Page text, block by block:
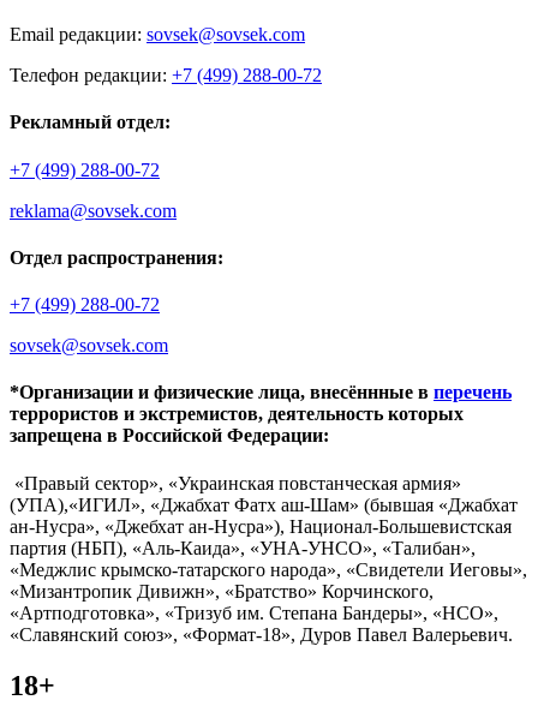
Email редакции: sovsek@sovsek.com
Телефон редакции: +7 (499) 288-00-72
Рекламный отдел:
+7 (499) 288-00-72
reklama@sovsek.com
Отдел распространения:
+7 (499) 288-00-72
sovsek@sovsek.com
*Организации и физические лица, внесённные в перечень
террористов и экстремистов, деятельность которых
запрещена в Российской Федерации:
«Правый сектор», «Украинская повстанческая армия»
(УПА),«ИГИЛ», «Джабхат Фатх аш-Шам» (бывшая «Джабхат
ан-Нусра», «Джебхат ан-Нусра»), Национал-Большевистская
партия (НБП), «Аль-Каида», «УНА-УНСО», «Талибан»,
«Меджлис крымско-татарского народа», «Свидетели Иеговы»,
«Мизантропик Дивижн», «Братство» Корчинского,
«Артподготовка», «Тризуб им. Степана Бандеры», «НСО»,
«Славянский союз», «Формат-18», Дуров Павел Валерьевич.
18+